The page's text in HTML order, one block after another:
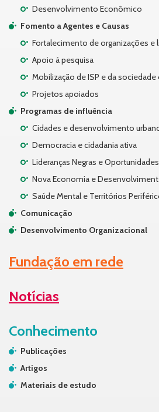
Desenvolvimento Econômico
Fomento a Agentes e Causas
Fortalecimento de organizações e
Apoio à pesquisa
Mobilização de ISP e da sociedade
Projetos apoiados
Programas de influência
Cidades e desenvolvimento
Democracia e cidadania ativa
Lideranças Negras e
Nova Economia e
Saúde Mental e Territórios
Comunicação
Desenvolvimento Organizacional
Fundação em rede
Notícias
Conhecimento
Publicações
Artigos
Materiais de estudo